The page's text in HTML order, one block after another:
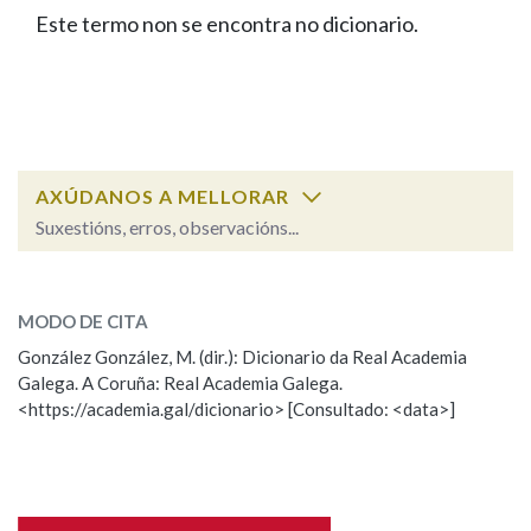
FIGURAS HOMENAXEADAS
PORTAL DAS PALABRAS
Facebook
TwitterYoutubeInstagram
Bluesky
BUSCAR NOS LEMAS
Remata por
BUSCAR NO CONTIDO
Nas definicións
Este termo non se encontra no dicionario.
AXÚDANOS A MELLORAR
Suxestións, erros, observacións...
Observación
Nome
MODO DE CITA
González González, M. (dir.): Dicionario da Real Academia
Galega. A Coruña: Real Academia Galega.
<https://academia.gal/dicionario> [Consultado: <data>]